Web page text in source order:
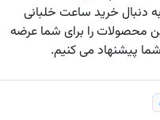
به دنبال خرید ساعت خلبانی
محصولات را برای شما عرضه
شما پیشنهاد می کنیم.